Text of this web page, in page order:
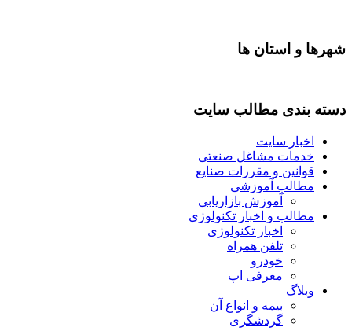
شهرها و استان ها
دسته بندی مطالب سایت
اخبار سایت
خدمات مشاغل صنعتی
قوانین و مقررات صنایع
مطالب آموزشی
آموزش بازاریابی
مطالب و اخبار تکنولوژی
اخبار تکنولوژی
تلفن همراه
خودرو
معرفی اپ
وبلاگ
بیمه و انواع آن
گردشگری